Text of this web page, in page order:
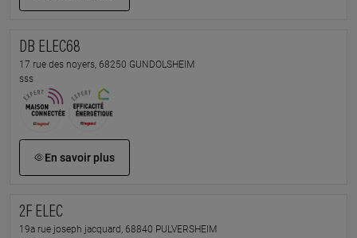
DB ELEC68
17 rue des noyers, 68250 GUNDOLSHEIM
sss
En savoir plus
2F ELEC
19a rue joseph jacquard, 68840 PULVERSHEIM